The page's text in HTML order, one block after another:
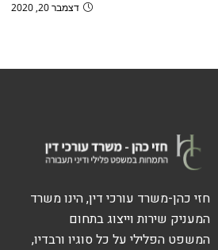
דצמבר 20, 2020
חזי כהן-משרד עורכי דין, הינו משרד
המעניק שירות וייצוג בתחום
המשפט הפלילי על כל סוגיו ורבדיו,